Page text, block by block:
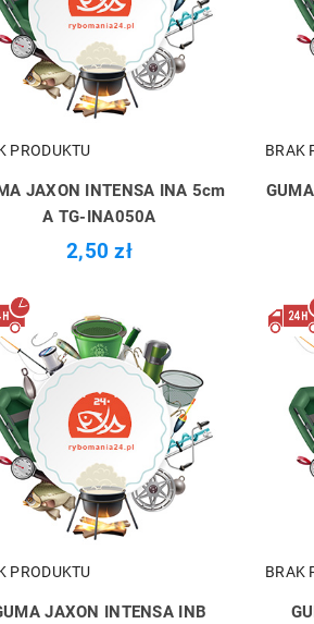
PRODUKTU
JAXON INTENSA INA 5cm
A TG-INA050A
2,50 zł
BRAK
PRODUKTU
JAXON INTENSA INB
BRAK